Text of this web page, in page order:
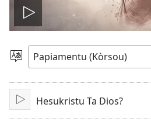
Pasa
vidio
Skohe
Idioma
PlayHesukristu Ta Dios?